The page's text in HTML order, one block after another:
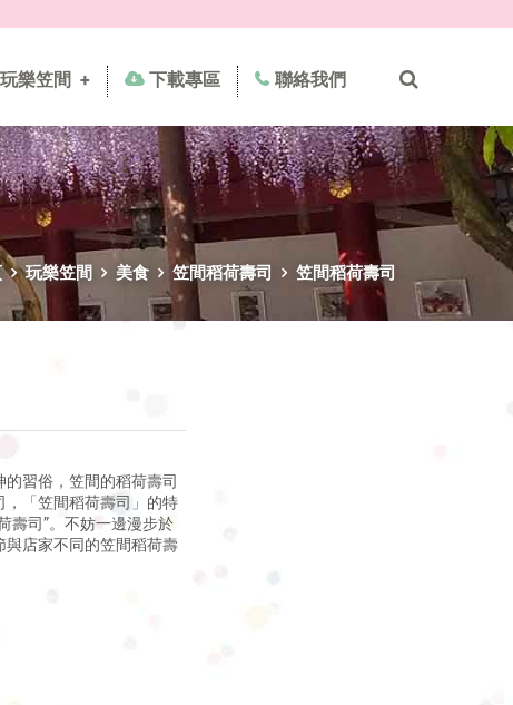
玩樂笠間 + 下載專區 聯絡我們
玩樂笠間 美食 笠間稻荷壽司 笠間稻荷壽司
習俗，笠間的稻荷壽司
「笠間稻荷壽司」的特
壽司”。不妨一邊漫步於
店家不同的笠間稻荷壽